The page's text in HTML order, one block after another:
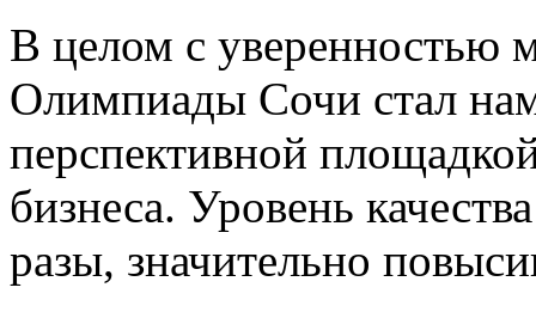
В целом с уверенностью
Олимпиады Сочи стал
перспективной
бизнеса. Уровень
разы, значительно